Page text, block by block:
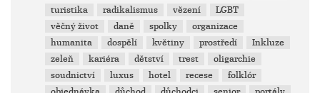
turistika
radikalismus vězení
LGBT
věčný život
daně spolky
organizace
humanita
dospělí květiny prostředí
Inkluze
zeleň
kariéra dětství trest
oligarchie
soudnictví
luxus hotel recese
folklór